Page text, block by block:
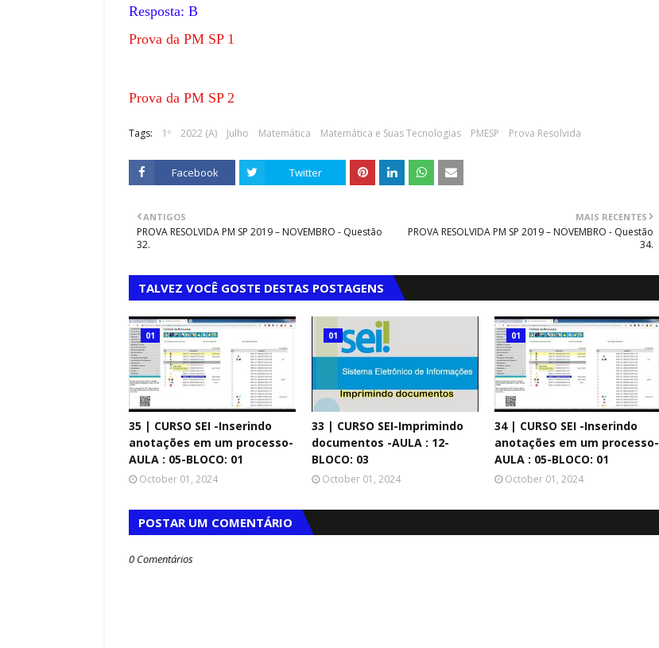
Resposta: B
Prova da PM SP 1
Prova da PM SP 2
Prova da PM SP 3
Prova da PM SP 4
Tags: 1º 2022 (A) Julho Matemática Matemática e Suas Tecnologias PMESP Prova Resolvida
Facebook Twitter
MAIS RECENTES
PROVA RESOLVIDA PM SP 2019 – NOVEMBRO - Questão
34.
ANTIGOS
PROVA RESOLVIDA PM SP 2019 – NOVEMBRO - Questão
32.
TALVEZ VOCÊ GOSTE DESTAS POSTAGENS
01
35 | CURSO SEI -Inserindo
anotações em um processo-
AULA : 05-BLOCO: 01
October 01, 2024
01
33 | CURSO SEI-Imprimindo
documentos -AULA : 12-
BLOCO: 03
October 01, 2024
01
34 | CURSO SEI -Inserindo
anotações em um processo-
AULA : 05-BLOCO: 01
October 01, 2024
POSTAR UM COMENTÁRIO
0 Comentários
Mundo de 1994: